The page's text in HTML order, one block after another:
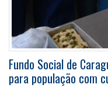
Fundo Social de
para população com